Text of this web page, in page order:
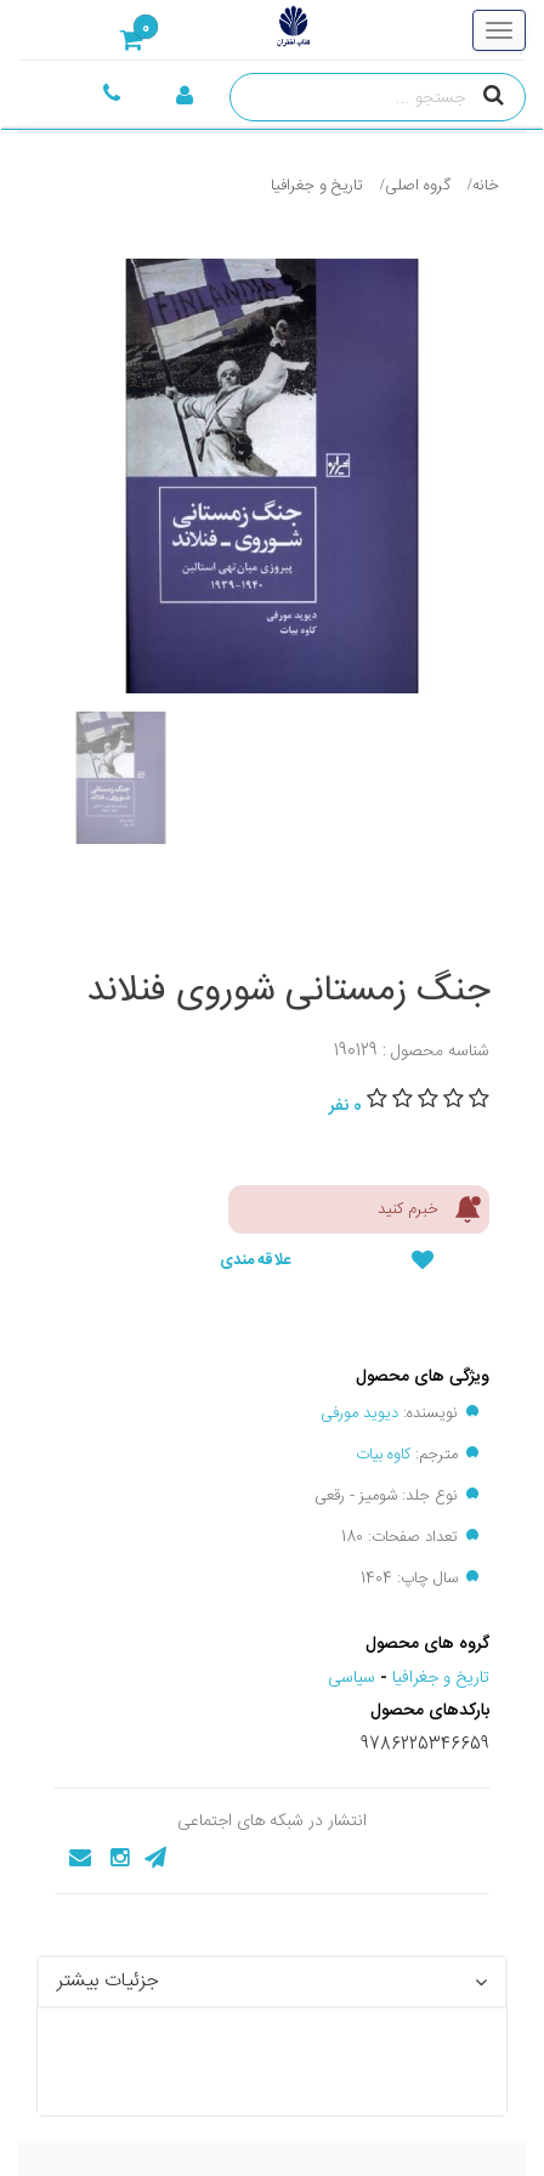
0
خانه گروه اصلی تاريخ و جغرافيا
جنگ زمستانی شوروی فنلاند
شناسه محصول : 190129
0 نفر
خبرم کنید
علاقه مندی
ویژگی های محصول
نویسنده: دیوید مورفی
مترجم:کاوه‏ بیات‏
نوع جلد: شومیز - رقعی
تعداد صفحات: 180
سال چاپ: 1404
گروه های محصول
تاريخ و جغرافيا - سیاسی
بارکدهای محصول
9786225346659
انتشار در شبکه های اجتماعی
جزئیات بیشتر